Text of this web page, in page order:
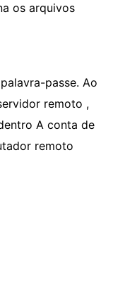
os arquivos
passe. Ao
remoto ,
A conta de
remoto